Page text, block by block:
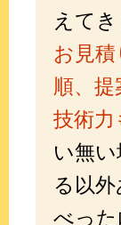
えてき
お見
順、
技術
い無
る以
べっ